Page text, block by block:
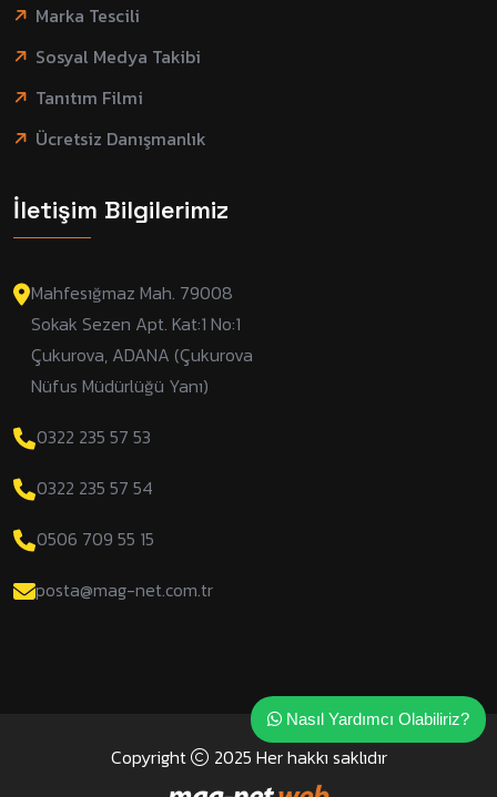
Marka Tescili
Sosyal Medya Takibi
Tanıtım Filmi
Ücretsiz Danışmanlık
İletişim Bilgilerimiz
Mahfesığmaz Mah. 79008
Sokak Sezen Apt. Kat:1 No:1
Çukurova, ADANA (Çukurova
Nüfus Müdürlüğü Yanı)
0322 235 57 53
0322 235 57 54
0506 709 55 15
posta@mag-net.com.tr
Copyright 2025 Her hakkı saklıdır
Nasıl Yardımcı Olabiliriz?